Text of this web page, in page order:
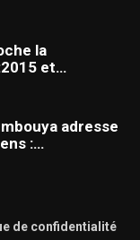
la
et…
adresse
:…
de confidentialité